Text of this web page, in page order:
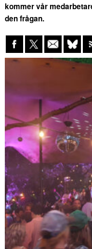
kommer vår
den frågan.